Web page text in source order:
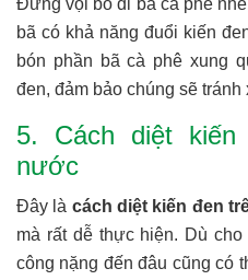
bã có khả năng đuổi kiến
bón phần bã cà phê xung
đen, đảm bảo chúng sẽ tránh
5. Cách diệt
nước
Đây là cách diệt kiến đen
mà rất dễ thực hiện. Dù
công nặng đến đâu cũng có